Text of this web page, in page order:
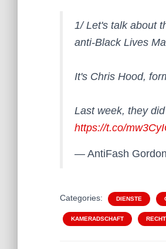
1/ Let's talk about
anti-Black Lives
It's Chris Hood,
Last week, they
https://t.co/
— AntiFash
Categories: DIENSTE
KAMERADSCHAFT